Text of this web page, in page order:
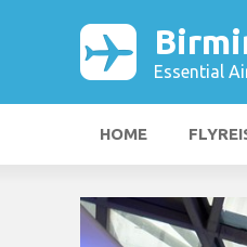
Essential
HOME